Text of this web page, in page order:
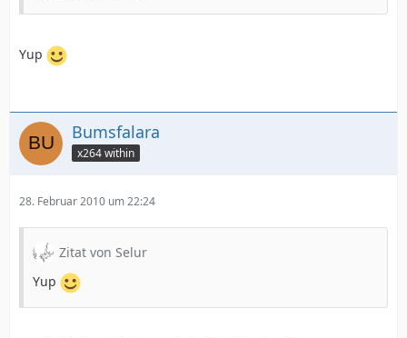
Yup
Bumsfalara
x264 within
28. Februar 2010 um 22:24
Zitat von Selur
Yup